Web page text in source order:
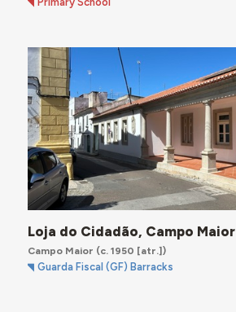
Loja do Cidadão, Campo Maior
Campo Maior (c. 1950 [atr.])
Guarda Fiscal (GF) Barracks